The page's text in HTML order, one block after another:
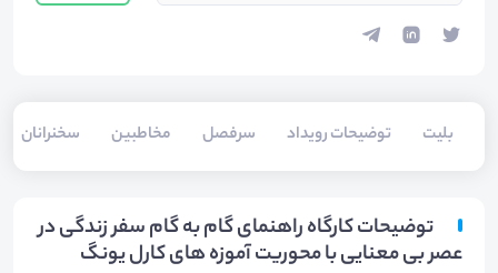
بلیت‌ توضیحات رویداد سرفصل مخاطبین سخنرانان
توضیحات کارگاه راهنمای گام به گام سفر زندگی در
عصر بی معنایی با محوریت آموزه های کارل یونگ